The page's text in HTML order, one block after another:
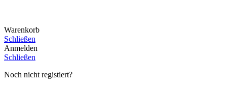
Warenkorb
Schließen
Anmelden
Schließen
Noch nicht registiert?